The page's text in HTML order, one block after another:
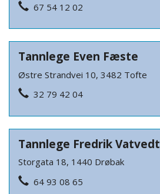
67 54 12 02
Tannlege Even Fæste
Østre Strandvei 10, 3482 Tofte
32 79 42 04
Tannlege Fredrik Vatvedt
Storgata 18, 1440 Drøbak
64 93 08 65